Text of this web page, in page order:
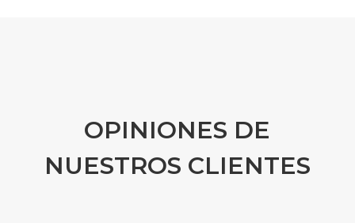
OPINIONES DE
NUESTROS CLIENTES